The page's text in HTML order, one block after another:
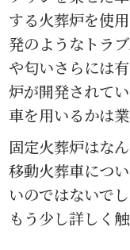
する火葬炉を使
発のようなトラ
や匂いさらには
炉が開発されて
車を用いるかは業
固定火葬炉はな
移動火葬車につ
いのではないで
もう少し詳しく